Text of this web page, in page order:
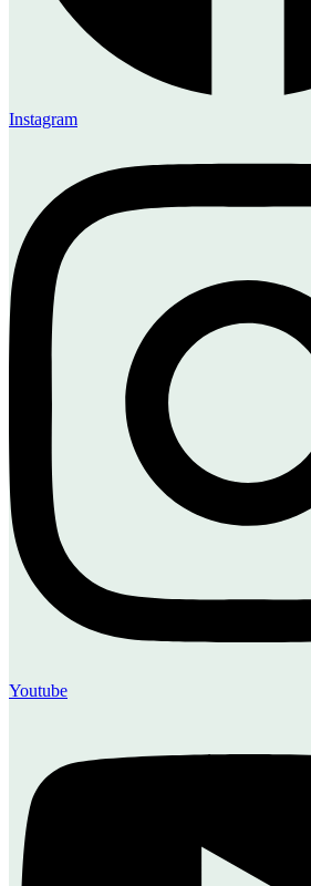
Instagram
Youtube